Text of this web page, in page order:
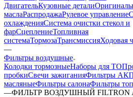
ДвигательКузовные детали
маслаРаспродажаРулевое управление
охлажденияСистема очистки стекол и
фарСцеплениеТопливная
системаТормозаТрансмиссияХодовая
—
Фильтры воздушные
Колодки тормозныеНаборы для ТО
пробкиСвечи зажиганияФильтры
масляныеФильтры салонаФильтры
—ФИЛЬТР ВОЗДУШНЫЙ FILTRON